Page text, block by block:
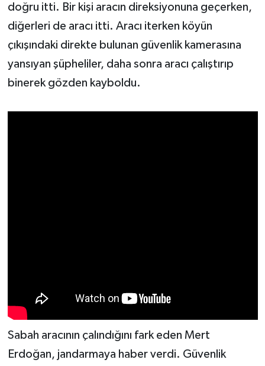
doğru itti. Bir kişi aracın direksiyonuna geçerken,
diğerleri de aracı itti. Aracı iterken köyün
çıkışındaki direkte bulunan güvenlik kamerasına
yansıyan şüpheliler, daha sonra aracı çalıştırıp
binerek gözden kayboldu.
Sabah aracının çalındığını fark eden Mert
Erdoğan, jandarmaya haber verdi. Güvenlik